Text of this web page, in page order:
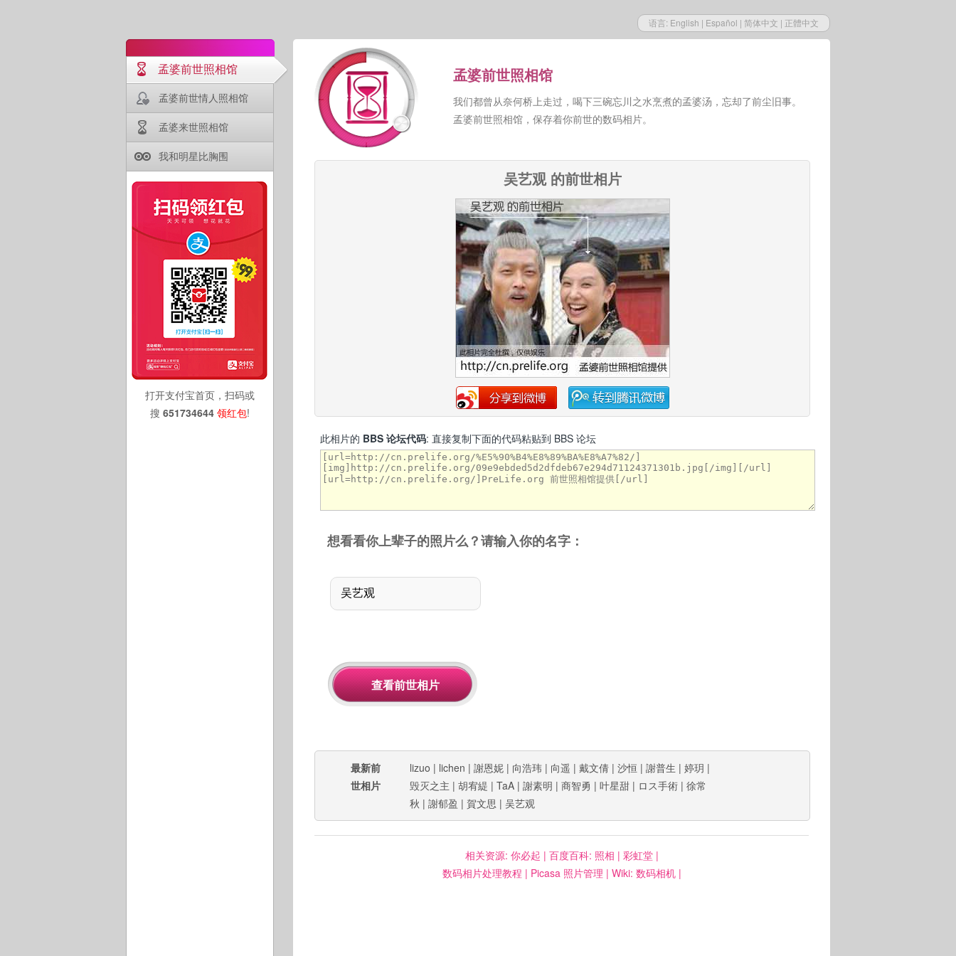
语言: English | Español | 简体中文 | 正體中文
孟婆前世照相馆
孟婆前世情人照相馆
孟婆来世照相馆
我和明星比胸围
打开支付宝首页，扫码或
搜 651734644 领红包!
孟婆前世照相馆
我们都曾从奈何桥上走过，喝下三碗忘川之水烹煮的孟婆汤，忘却了前尘旧事。
孟婆前世照相馆，保存着你前世的数码相片。
吴艺观 的前世相片
此相片的 BBS 论坛代码: 直接复制下面的代码粘贴到 BBS 论坛
想看看你上辈子的照片么？请输入你的名字：
最新前
世相片
lizuo | lichen | 謝恩妮 | 向浩玮 | 向遥 | 戴文倩 | 沙恒 | 謝普生 | 婷玥 |
毁灭之主 | 胡宥緹 | TaA | 謝素明 | 商智勇 | 叶星甜 | ロス手術 | 徐常
秋 | 謝郁盈 | 賀文思 | 吴艺观
相关资源: 你必起 | 百度百科: 照相 | 彩虹堂|
数码相片处理教程 | Picasa 照片管理 | Wiki: 数码相机|